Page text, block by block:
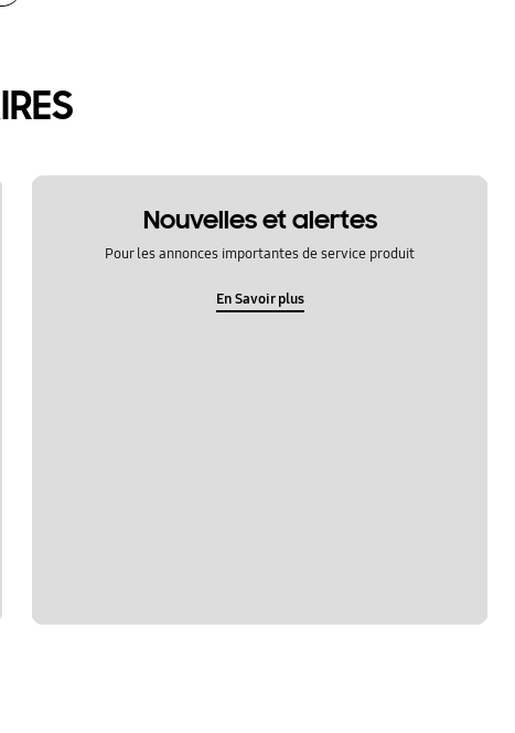
Nouvelles et alertes
Pour les annonces importantes de service produit
En Savoir plus